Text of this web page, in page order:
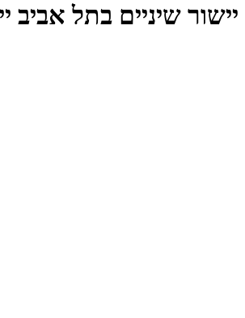
שיניים בתל אביב